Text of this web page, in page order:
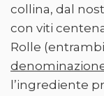
collina, dal
con viti
Rolle
denominazione
l’ingrediente